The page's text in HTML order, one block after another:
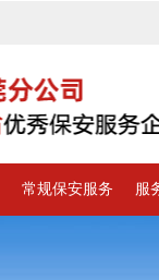
常规保安服务 服